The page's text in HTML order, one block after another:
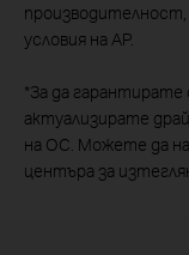
условия на АР.
*За да
актуализирате
на ОС. Можете да
центъра за